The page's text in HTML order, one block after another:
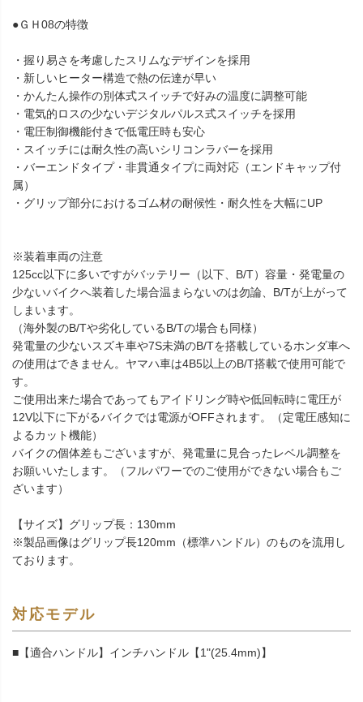
●ＧＨ08の特徴
・握り易さを考慮したスリムなデザインを採用
・新しいヒーター構造で熱の伝達が早い
・かんたん操作の別体式スイッチで好みの温度に調整可能
・電気的ロスの少ないデジタルパルス式スイッチを採用
・電圧制御機能付きで低電圧時も安心
・スイッチには耐久性の高いシリコンラバーを採用
・バーエンドタイプ・非貫通タイプに両対応（エンドキャップ付
属）
・グリップ部分におけるゴム材の耐候性・耐久性を大幅にUP
※装着車両の注意
125cc以下に多いですがバッテリー（以下、B/T）容量・発電量の
少ないバイクへ装着した場合温まらないのは勿論、B/Tが上がって
しまいます。
（海外製のB/Tや劣化しているB/Tの場合も同様）
発電量の少ないスズキ車や7S未満のB/Tを搭載しているホンダ車へ
の使用はできません。ヤマハ車は4B5以上のB/T搭載で使用可能で
す。
ご使用出来た場合であってもアイドリング時や低回転時に電圧が
12V以下に下がるバイクでは電源がOFFされます。（定電圧感知に
よるカット機能）
バイクの個体差もございますが、発電量に見合ったレベル調整を
お願いいたします。（フルパワーでのご使用ができない場合もご
ざいます）
【サイズ】グリップ長：130mm
※製品画像はグリップ長120mm（標準ハンドル）のものを流用し
ております。
対応モデル
■【適合ハンドル】インチハンドル【1"(25.4mm)】